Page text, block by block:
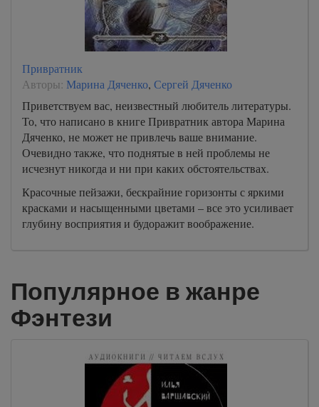
Привратник
Авторы: Марина Дяченко, Сергей Дяченко
Приветствуем вас, неизвестный любитель литературы.
То, что написано в книге Привратник автора Марина
Дяченко, не может не привлечь ваше внимание.
Очевидно также, что поднятые в ней проблемы не
исчезнут никогда и ни при каких обстоятельствах.
Красочные пейзажи, бескрайние горизонты с яркими
красками и насыщенными цветами – все это усиливает
глубину восприятия и будоражит воображение.
Популярное в жанре
Фэнтези